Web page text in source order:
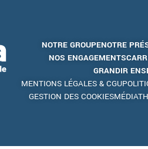
NOTRE GROUPENOTRE
NOS ENGAGEMENTS
GRANDIR
MENTIONS LÉGALES & CGU
GESTION DES COOKIES